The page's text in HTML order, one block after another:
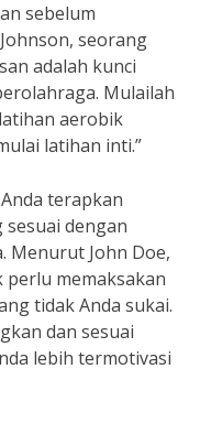
sebelum
seorang
adalah kunci
Mulailah
aerobik
latihan inti.”
terapkan
dengan
Menurut John Doe,
memaksakan
tidak Anda sukai.
dan sesuai
lebih termotivasi